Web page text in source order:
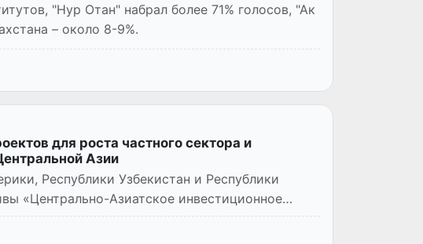
"Нур Отан" набрал более 71% голосов, "Ак
– около 8-9%.
для роста частного сектора и
Азии
Республики Узбекистан и Республики
«Центрально-Азиатское инвестиционное